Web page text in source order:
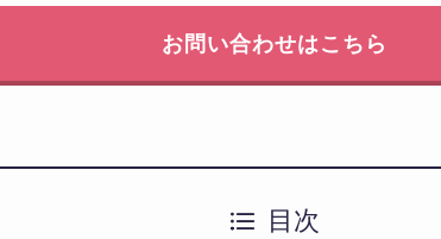
お問い合わせはこちら
目次